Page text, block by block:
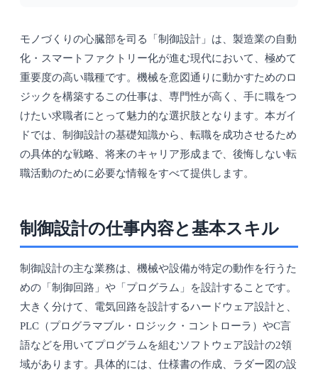
モノづくりの心臓部を司る「制御設計」は、製造業の自動
化・スマートファクトリー化が進む現代において、極めて
重要度の高い職種です。機械を意図通りに動かすためのロ
ジックを構築するこの仕事は、専門性が高く、手に職をつ
けたい求職者にとって魅力的な選択肢となります。本ガイ
ドでは、制御設計の基礎知識から、転職を成功させるため
の具体的な戦略、将来のキャリア形成まで、後悔しない転
職活動のために必要な情報をすべて提供します。
制御設計の仕事内容と基本スキル
制御設計の主な業務は、機械や設備が特定の動作を行うた
めの「制御回路」や「プログラム」を設計することです。
大きく分けて、電気回路を設計するハードウェア設計と、
PLC（プログラマブル・ロジック・コントローラ）やC言
語などを用いてプログラムを組むソフトウェア設計の2領
域があります。具体的には、仕様書の作成、ラダー図の設